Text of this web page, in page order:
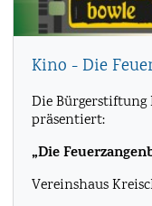
Kino - Die
Die Bürgerstiftung
präsentiert:
„Die
Vereinshaus